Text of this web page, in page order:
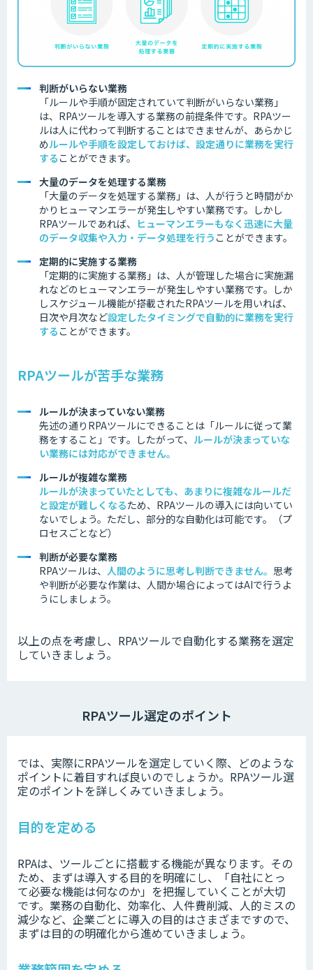
判断がいらない業務
「ルールや手順が固定されていて判断がいらない業務」
は、RPAツールを導入する業務の前提条件です。 RPAツー
ルは人に代わって判断することはできませんが、あらかじ
めルールや手順を設定しておけば、設定通りに業務を実行
する ことができます。
大量のデータを処理する業務
「大量のデータを処理する業務」は、人が行うと時間がか
かりヒューマンエラーが発生しやすい業務です。しかし
RPAツールであれば、
ヒューマンエラーもなく迅速に大量
のデータ収集や入力・データ処理を行う ことができます。
定期的に実施する業務
「定期的に実施する業務」は、人が管理した場合に実施漏
れなどのヒューマンエラーが発生しやすい業務です。しか
しスケジュール機能が搭載されたRPAツールを用いれば、
日次や月次など設定したタイミングで自動的に業務を実行
する ことができます。
RPAツールが苦手な業務
ルールが決まっていない業務
先述の通りRPAツールにできることは「ルールに従って業
務をすること」です。したがって、 ルールが決まっていな
い業務には対応ができません。
ルールが複雑な業務
ルールが決まっていたとしても、あまりに複雑なルールだ
と設定が難しくなるため、RPAツールの導入には向いてい
ないでしょう。ただし、部分的な自動化は可能です。（プ
ロセスごとなど）
判断が必要な業務
RPAツールは、 人間のように思考し判断できません。 思考
や判断が必要な作業は、人間か場合によってはAIで行うよ
うにしましょう。
以上の点を考慮し、RPAツールで自動化する業務を選定
していきましょう。
RPAツール選定のポイント
では、実際にRPAツールを選定していく際、どのような
ポイントに着目すれば良いのでしょうか。RPAツール選
定のポイントを詳しくみていきましょう。
目的を定める
RPAは、ツールごとに搭載する機能が異なります。その
ため、まずは導入する目的を明確にし、「自社にとっ
て必要な機能は何なのか」を把握していくことが大切
です。業務の自動化、効率化、人件費削減、人的ミスの
減少など、企業ごとに導入の目的はさまざまですので、
まずは目的の明確化から進めていきましょう。